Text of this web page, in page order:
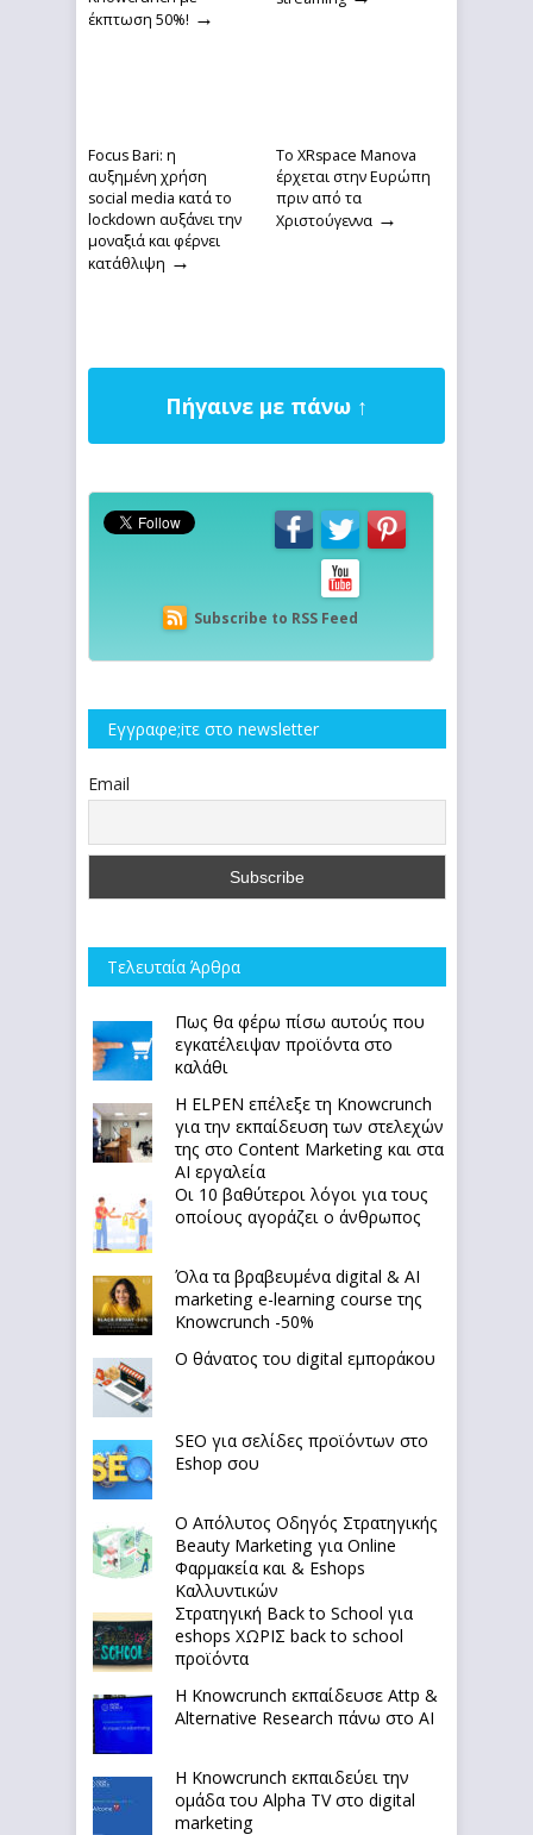
έκπτωση 50%! →
Focus Bari: η
αυξημένη χρήση
social media κατά το
lockdown αυξάνει την
μοναξιά και φέρνει
κατάθλιψη →
Το XRspace Manova
έρχεται στην Ευρώπη
πριν από τα
Χριστούγεννα →
Πήγαινε με πάνω ↑
Subscribe to RSS Feed
Εγγραφe;iτε στο newsletter
Email
Τελευταία Άρθρα
Πως θα φέρω πίσω αυτούς που
εγκατέλειψαν προϊόντα στο
καλάθι
Η ELPEN επέλεξε τη Knowcrunch
για την εκπαίδευση των στελεχών
της στο Content Marketing και στα
AI εργαλεία
Οι 10 βαθύτεροι λόγοι για τους
οποίους αγοράζει ο άνθρωπος
Όλα τα βραβευμένα digital & AI
marketing e-learning course της
Knowcrunch -50%
Ο θάνατος του digital εμποράκου
SEO για σελίδες προϊόντων στο
Eshop σου
Ο Απόλυτoς Οδηγός Στρατηγικής
Beauty Marketing για Online
Φαρμακεία και & Eshops
Καλλυντικών
Στρατηγική Back to School για
eshops ΧΩΡΙΣ back to school
προϊόντα
Η Knowcrunch εκπαίδευσε Attp &
Alternative Research πάνω στο ΑΙ
Η Knowcrunch εκπαιδεύει την
ομάδα του Alpha TV στο digital
marketing